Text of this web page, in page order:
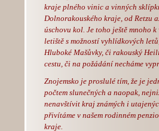
kraje plného vinic a vinných
Dolnorakouského kraje, od Retzu
úschovu kol. Je toho ještě mnoho
letiště s možností vyhlídkových
Hluboké Mašůvky, či rakouský
cestu, či na požádání necháme
Znojemsko je proslulé tím, že je
počtem slunečných a naopak,
nenavštívit kraj známých i
přivítáme v našem rodinném
kraje.